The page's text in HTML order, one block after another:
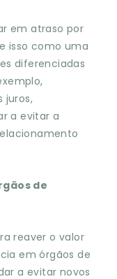
em atraso por
isso como uma
diferenciadas
juros,
a evitar a
de
reaver o valor
em órgãos de
a evitar novos